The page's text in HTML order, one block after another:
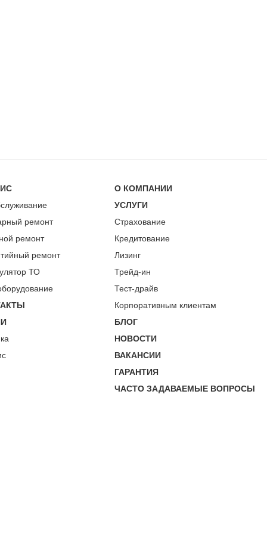
ремонт
ремонт
ремонт
ТО
О КОМПАНИИ
УСЛУГИ
Страхование
Кредитование
Лизинг
Трейд-ин
Тест-драйв
Корпоративным клиентам
БЛОГ
НОВОСТИ
ВАКАНСИИ
ГАРАНТИЯ
ЧАСТО ЗАДАВАЕМЫЕ ВОПРОСЫ